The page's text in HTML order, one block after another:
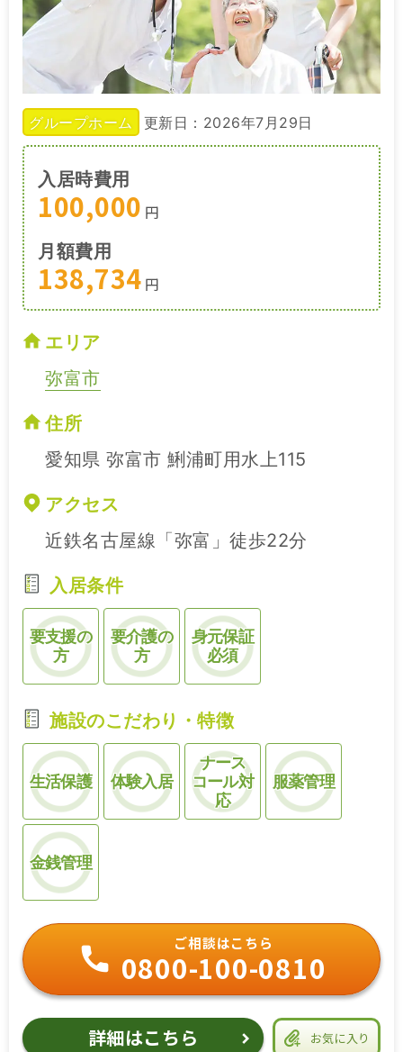
グループホーム 更新日：2026年7月29日
入居時費用
100,000 円
月額費用
138,734 円
エリア
弥富市
住所
愛知県 弥富市 鯏浦町用水上115
アクセス
近鉄名古屋線「弥富」徒歩22分
入居条件
要支援の
方
要介護の
方
身元保証
必須
施設のこだわり・特徴
生活保護 体験入居
ナース
コール対
応
服薬管理
金銭管理
お気に入り
ご相談はこちら
0800-100-0810
詳細はこちら